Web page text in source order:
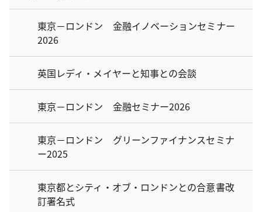
東京－ロンドン 金融イノベーションセミナー
2026
英国レディ・メイヤーと知事との会談
東京－ロンドン 金融セミナー2026
東京－ロンドン グリーンファイナンスセミナ
ー2025
東京都とシティ・オブ・ロンドンとの合意書改
訂署名式